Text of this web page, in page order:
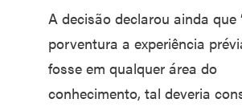
A decisão declarou ainda que
porventura a experiência
fosse em qualquer área do
conhecimento, tal deveria